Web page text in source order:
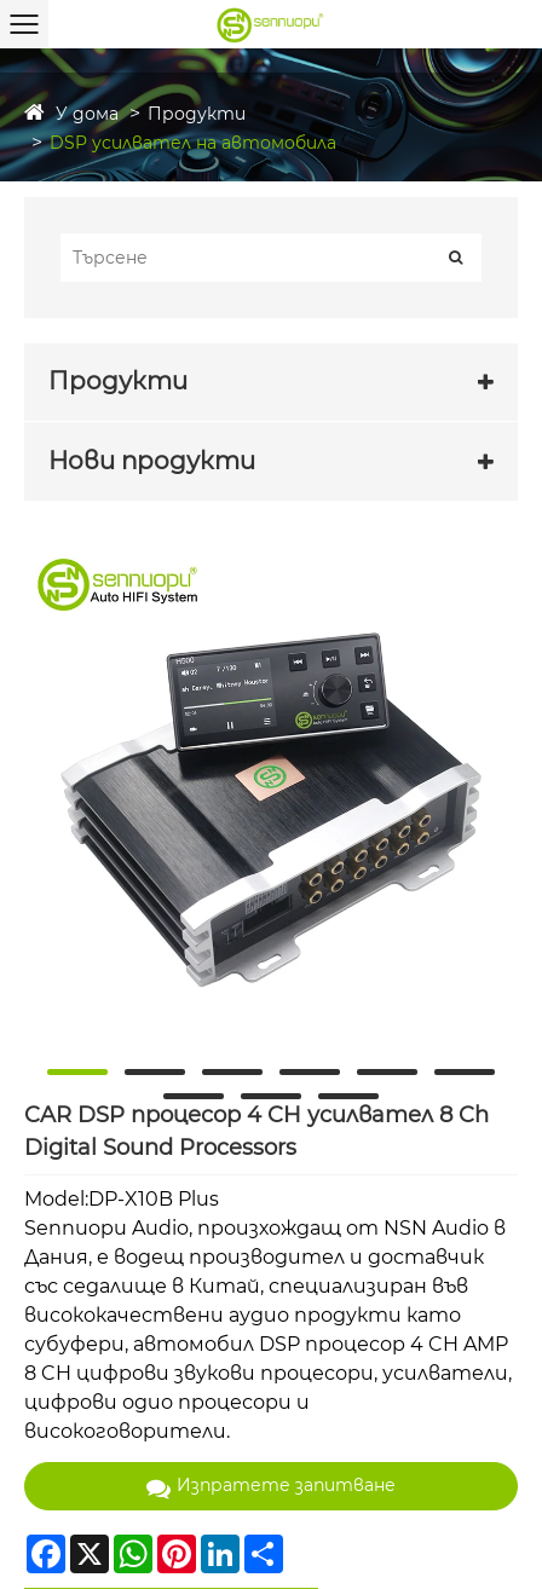
У дома
Продукти
DSP усилвател на автомобила
Продукти
Нови продукти
CAR DSP процесор 4 CH усилвател 8 Ch
Digital Sound Processors
Model:DP-X10B Plus
Sennuopu Audio, произхождащ от NSN Audio в
Дания, е водещ производител и доставчик
със седалище в Китай, специализиран във
висококачествени аудио продукти като
субуфери, автомобил DSP процесор 4 CH AMP
8 CH цифрови звукови процесори, усилватели,
цифрови одио процесори и
високоговорители.
Изпратете запитване
Facebook
X WhatsAppPinterestLinkedIn